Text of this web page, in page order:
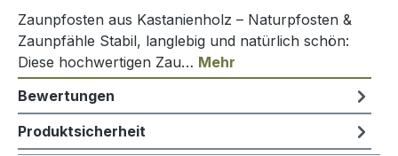
Zaunpfosten aus Kastanienholz – Naturpfosten &
Zaunpfähle Stabil, langlebig und natürlich schön:
Diese hochwertigen Zau… Mehr
Bewertungen
Produktsicherheit